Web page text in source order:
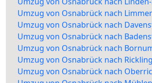
Umzug von Osnabrück nach Limmer
Umzug von Osnabrück nach
Umzug von Osnabrück nach
Umzug von Osnabrück nach
Umzug von Osnabrück nach
Umzug von Osnabrück nach